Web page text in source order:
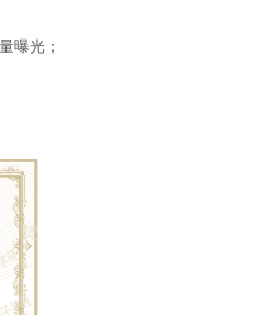
曝光；